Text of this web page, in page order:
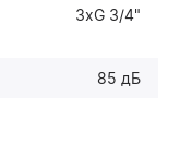
3хG 3/4"
85 дБ